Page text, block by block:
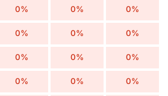
0% 0% 0%
0% 0% 0%
0% 0% 0%
0% 0% 0%